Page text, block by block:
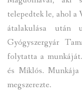
telepedtek le, ahol a
átalakulása után
Gyógyszergyár
folytatta a
és Miklós.
megszerezte.